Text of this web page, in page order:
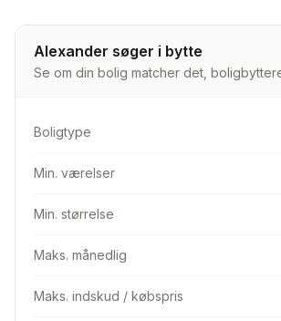
VI SØGER
Større lejlighed i København. Min. 4
altan eller mulighed for samme.
Alexander søger i bytte
Se om din bolig matcher det,
Boligtype
Min. værelser
Min. størrelse
Maks. månedlig
Maks. indskud / købspris